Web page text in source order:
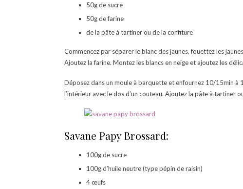
50g de sucre
50g de farine
de la pâte à tartiner ou de la confiture
Commencez par séparer le blanc des jaunes, fouettez les
Ajoutez la farine. Montez les blancs en neige et ajoutez les
Déposez dans un moule à barquette et enfournez 10/15min à
l’intérieur avec le dos d’un couteau. Ajoutez la pâte à tartiner
Savane Papy Brossard:
100g de sucre
100g d’huile neutre (type pépin de raisin)
4 œufs